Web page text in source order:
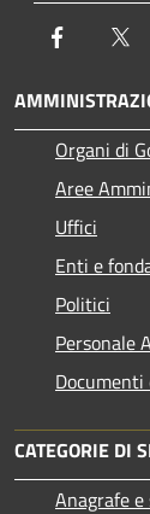
Facebook
Organi di
Aree
Uffici
Enti e
Politici
Personale
Documenti
CATEGORIE DI
Anagrafe